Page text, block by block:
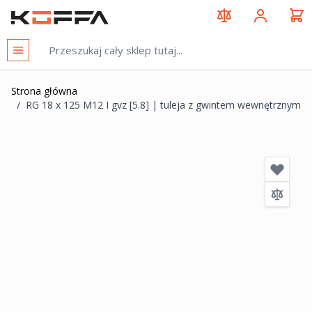
KOFFA
Strona główna
/ RG 18 x 125 M12 I gvz [5.8] | tuleja z gwintem wewnętrznym